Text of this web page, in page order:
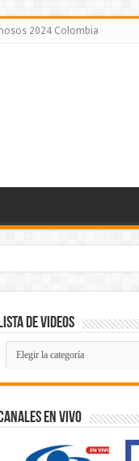
2024 Colombia
de Videos
Lista
de
Videos
En Vivo